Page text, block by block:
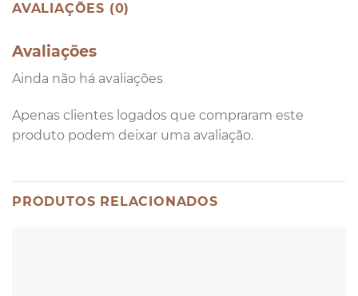
AVALIAÇÕES (0)
Avaliações
Ainda não há avaliações
Apenas clientes logados que compraram este
produto podem deixar uma avaliação.
PRODUTOS RELACIONADOS